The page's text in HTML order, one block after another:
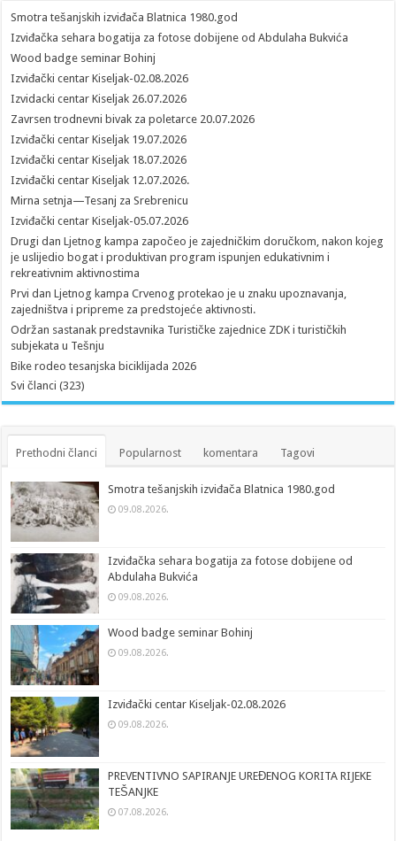
Smotra tešanjskih izviđača Blatnica 1980.god
Izviđačka sehara bogatija za fotose dobijene od Abdulaha Bukvića
Wood badge seminar Bohinj
Izviđački centar Kiseljak-02.08.2026
Izvidacki centar Kiseljak 26.07.2026
Zavrsen trodnevni bivak za poletarce 20.07.2026
Izviđački centar Kiseljak 19.07.2026
Izviđački centar Kiseljak 18.07.2026
Izviđački centar Kiseljak 12.07.2026.
Mirna setnja—Tesanj za Srebrenicu
Izviđački centar Kiseljak-05.07.2026
Drugi dan Ljetnog kampa započeo je zajedničkim doručkom, nakon kojeg
je uslijedio bogat i produktivan program ispunjen edukativnim i
rekreativnim aktivnostima
Prvi dan Ljetnog kampa Crvenog protekao je u znaku upoznavanja,
zajedništva i pripreme za predstojeće aktivnosti.
Održan sastanak predstavnika Turističke zajednice ZDK i turističkih
subjekata u Tešnju
Bike rodeo tesanjska biciklijada 2026
Svi članci (323)
Prethodni članci Popularnost komentara Tagovi
Smotra tešanjskih izviđača Blatnica 1980.god
09.08.2026.
Izviđačka sehara bogatija za fotose dobijene od
Abdulaha Bukvića
09.08.2026.
Wood badge seminar Bohinj
09.08.2026.
Izviđački centar Kiseljak-02.08.2026
09.08.2026.
PREVENTIVNO SAPIRANJE UREĐENOG KORITA RIJEKE
TEŠANJKE
07.08.2026.